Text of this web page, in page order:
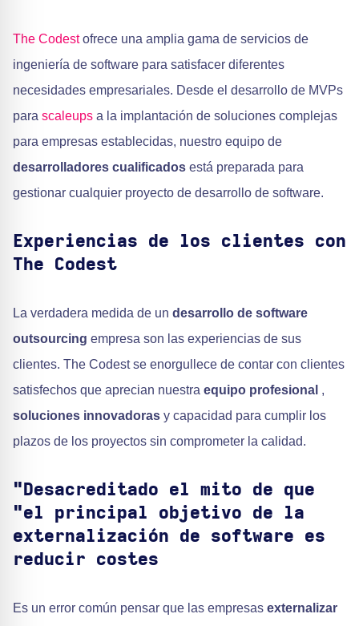
The Codestofrece una amplia gama de servicios de
ingeniería de software para satisfacer diferentes
necesidades empresariales. Desde el desarrollo de MVPs
para scaleups a la implantación de soluciones complejas
para empresas establecidas, nuestro equipo de
desarrolladores cualificados está preparada para
gestionar cualquier proyecto de desarrollo de software.
Experiencias de los clientes con
The Codest
La verdadera medida de un desarrollo de software
outsourcing empresa son las experiencias de sus
clientes. The Codest se enorgullece de contar con clientes
satisfechos que aprecian nuestra equipo profesional ,
soluciones innovadoras y capacidad para cumplir los
plazos de los proyectos sin comprometer la calidad.
"Desacreditado el mito de que
"el principal objetivo de la
externalización de software es
reducir costes
Es un error común pensar que las empresas externalizar